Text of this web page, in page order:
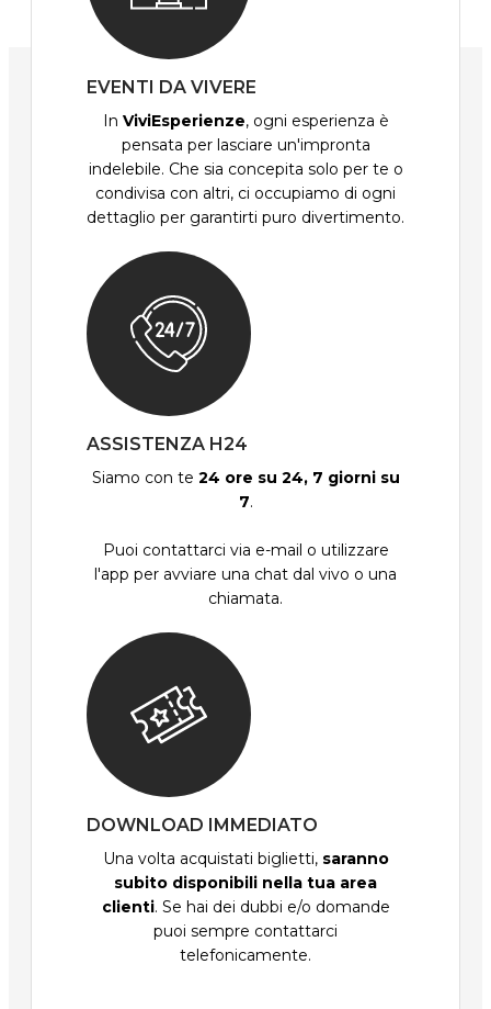
EVENTI DA VIVERE
In ViviEsperienze, ogni esperienza è
pensata per lasciare un'impronta
indelebile. Che sia concepita solo per te o
condivisa con altri, ci occupiamo di ogni
dettaglio per garantirti puro divertimento.
ASSISTENZA H24
Siamo con te 24 ore su 24, 7 giorni su
7.
Puoi contattarci via e-mail o utilizzare
l'app per avviare una chat dal vivo o una
chiamata.
DOWNLOAD IMMEDIATO
Una volta acquistati biglietti, saranno
subito disponibili nella tua area
clienti. Se hai dei dubbi e/o domande
puoi sempre contattarci
telefonicamente.